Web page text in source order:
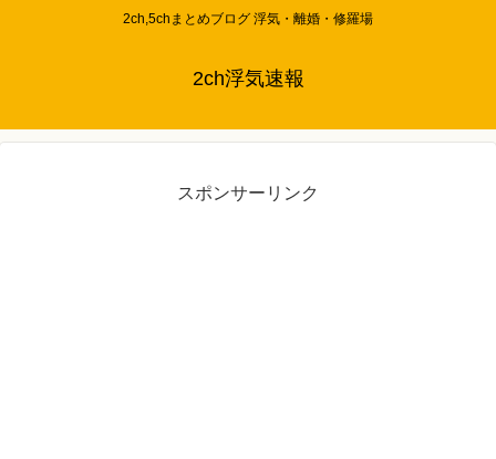
2ch,5chまとめブログ 浮気・離婚・修羅場
2ch浮気速報
スポンサーリンク